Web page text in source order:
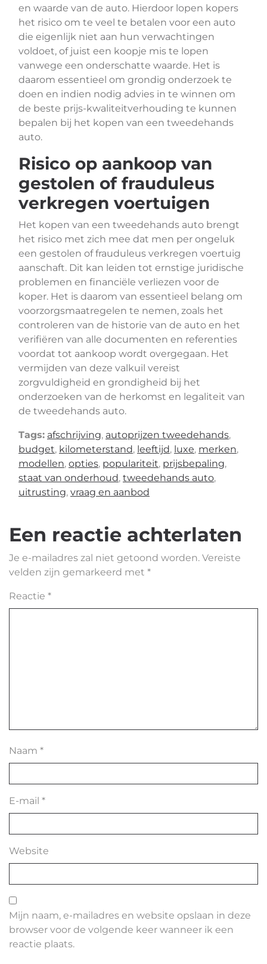
en waarde van de auto. Hierdoor lopen kopers
het risico om te veel te betalen voor een auto
die eigenlijk niet aan hun verwachtingen
voldoet, of juist een koopje mis te lopen
vanwege een onderschatte waarde. Het is
daarom essentieel om grondig onderzoek te
doen en indien nodig advies in te winnen om
de beste prijs-kwaliteitverhouding te kunnen
bepalen bij het kopen van een tweedehands
auto.
Risico op aankoop van
gestolen of frauduleus
verkregen voertuigen
Het kopen van een tweedehands auto brengt
het risico met zich mee dat men per ongeluk
een gestolen of frauduleus verkregen voertuig
aanschaft. Dit kan leiden tot ernstige juridische
problemen en financiële verliezen voor de
koper. Het is daarom van essentieel belang om
voorzorgsmaatregelen te nemen, zoals het
controleren van de historie van de auto en het
verifiëren van alle documenten en referenties
voordat tot aankoop wordt overgegaan. Het
vermijden van deze valkuil vereist
zorgvuldigheid en grondigheid bij het
onderzoeken van de herkomst en legaliteit van
de tweedehands auto.
Tags: afschrijving, autoprijzen tweedehands,
budget, kilometerstand, leeftijd, luxe, merken,
modellen, opties, populariteit, prijsbepaling,
staat van onderhoud, tweedehands auto,
uitrusting, vraag en aanbod
Een reactie achterlaten
Je e-mailadres zal niet getoond worden. Vereiste
velden zijn gemarkeerd met *
Reactie *
Naam *
E-mail *
Website
Mijn naam, e-mailadres en website opslaan in deze
browser voor de volgende keer wanneer ik een
reactie plaats.